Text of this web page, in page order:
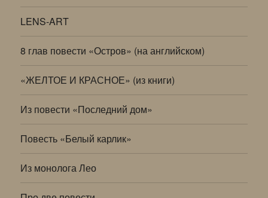
LENS-ART
8 глав повести «Остров» (на английском)
«ЖЕЛТОЕ И КРАСНОЕ» (из книги)
Из повести «Последний дом»
Повесть «Белый карлик»
Из монолога Лео